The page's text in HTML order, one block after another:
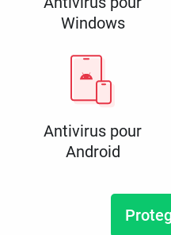
Windows
Antivirus pour
Android